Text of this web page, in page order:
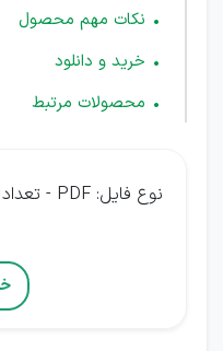
نکات مهم محصول
خرید و دانلود
محصولات مرتبط